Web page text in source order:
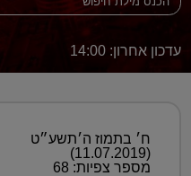
עדכון אחרון: 14:00
ח׳ בתמוז ה׳תשע״ט
(11.07.2019)
מספר צפיות: 68